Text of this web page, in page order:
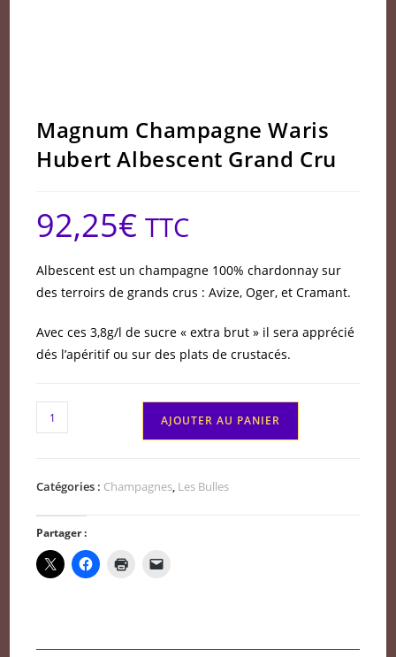
Magnum Champagne Waris
Hubert Albescent Grand Cru
92,25€ TTC
Albescent est un champagne 100% chardonnay sur
des terroirs de grands crus : Avize, Oger, et Cramant.
Avec ces 3,8g/l de sucre « extra brut » il sera apprécié
dés l’apéritif ou sur des plats de crustacés.
quantité
de
Champagne
Hubert
Albescent
Grand
AJOUTER AU PANIER
Catégories : Champagnes, Les Bulles
Partager :